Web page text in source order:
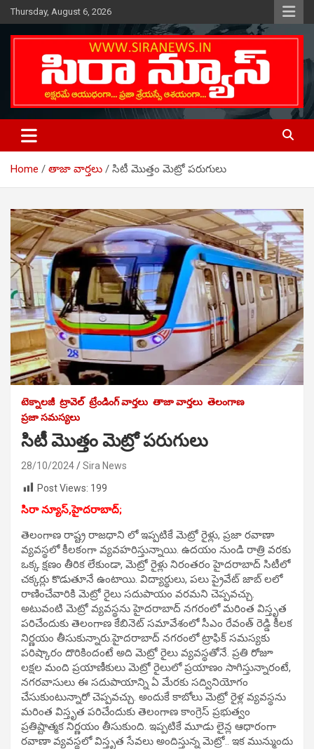
Skip
to
content
Thursday, August 6, 2026
SIRA NEWS
Telugu Online News Daily
Home తాజా వార్తలు సిటీ మొత్తం మెట్రో పరుగులు
టెక్నాలజీ ట్రావెల్ ట్రేండింగ్ వార్తలు తాజా వార్తలు తెలంగాణ
ప్రజా సమస్యలు
సిటీ మొత్తం మెట్రో పరుగులు
28/10/2024
Sira News
Post Views: 199
సిరా న్యూస్,హైదరాబాద్;
తెలంగాణ రాష్ట్ర రాజధాని లో ఇప్పటికే మెట్రో రైళ్లు, ప్రజా రవాణా
వ్యవస్థలో కీలకంగా వ్యవహరిస్తున్నాయి. ఉదయం నుండి రాత్రి వరకు
ఒక్క క్షణం తీరిక లేకుండా, మెట్రో రైళ్లు నిరంతరం హైదరాబాద్ సిటీలో
చక్కర్లు కొడుతూనే ఉంటాయి. విద్యార్థులు, పలు ప్రైవేట్ జాబ్ లలో
రాణించేవారికి మెట్రో రైలు సదుపాయం వరమని చెప్పవచ్చు.
అటువంటి మెట్రో వ్యవస్థను హైదరాబాద్ నగరంలో మరింత విస్తృత
పరిచేందుకు తెలంగాణ కేబినెట్ సమావేశంలో సీఎం రేవంత్ రెడ్డి కీలక
నిర్ణయం తీసుకున్నారు.హైదరాబాద్ నగరంలో ట్రాఫిక్ సమస్యకు
పరిష్కారం దొరికిందంటే అది మెట్రో రైలు వ్యవస్థతోనే. ప్రతి రోజూ
లక్షల మంది ప్రయాణీకులు మెట్రో రైలులో ప్రయాణం సాగిస్తున్నారంటే,
నగరవాసులు ఈ సదుపాయాన్ని ఏ మేరకు సద్వినియోగం
చేసుకుంటున్నారో చెప్పవచ్చు. అందుకే కాబోలు మెట్రో రైళ్ల వ్యవస్థను
మరింత విస్తృత పరిచేందుకు తెలంగాణ కాంగ్రెస్ ప్రభుత్వం
ప్రతిష్టాత్మక నిర్ణయం తీసుకుంది. ఇప్పటికే మూడు లైన్ల ఆధారంగా
రవాణా వ్యవస్థలో విస్తృత సేవలు అందిస్తున్న మెట్రో.. ఇక మున్ముందు